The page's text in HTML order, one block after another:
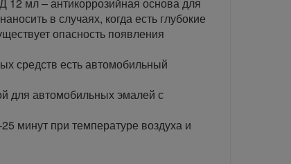
в случаях, когда есть глубокие
опасность появления
средств есть автомобильный
для автомобильных эмалей с
минут при температуре воздуха и